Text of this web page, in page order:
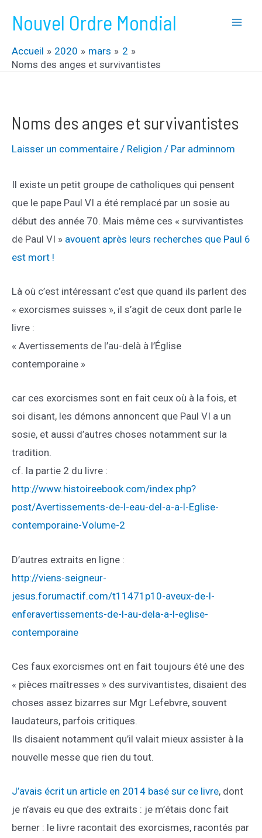
contenu
Nouvel Ordre Mondial
Accueil 2020 mars
2
Noms des anges et survivantistes
Noms des anges et survivantistes
Laisser un commentaire / Religion / Par adminnom
Il existe un petit groupe de catholiques qui pensent
que le pape Paul VI a été remplacé par un sosie au
début des année 70. Mais même ces « survivantistes
de Paul VI » avouent après leurs recherches que Paul 6
est mort !
Là où c’est intéressant c’est que quand ils parlent des
« exorcismes suisses », il s’agit de ceux dont parle le
livre :
« Avertissements de l’au-delà à l’Église
contemporaine »
car ces exorcismes sont en fait ceux où à la fois, et
soi disant, les démons annoncent que Paul VI a un
sosie, et aussi d’autres choses notamment sur la
tradition.
cf. la partie 2 du livre :
http://www.histoireebook.com/index.php?
post/Avertissements-de-l-eau-del-a-a-l-Eglise-
contemporaine-Volume-2
D’autres extraits en ligne :
http://viens-seigneur-
jesus.forumactif.com/t11471p10-aveux-de-l-
enferavertissements-de-l-au-dela-a-l-eglise-
contemporaine
Ces faux exorcismes ont en fait toujours été une des
« pièces maîtresses » des survivantistes, disaient des
choses assez bizarres sur Mgr Lefebvre, souvent
laudateurs, parfois critiques.
Ils disaient notamment qu’il valait mieux assister à la
nouvelle messe que rien du tout.
J’avais écrit un article en 2014 basé sur ce livre, dont
je n’avais eu que des extraits : je m’étais donc fait
berner : le livre racontait des exorcismes, racontés par